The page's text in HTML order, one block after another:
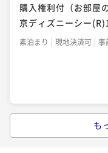
【早期割・2泊以上
朝食付き 事前決済可
IN
購入権利付（お部屋
京ディズニーシー
素泊まり 現地決済可 事
購入権利付（朝食付
も